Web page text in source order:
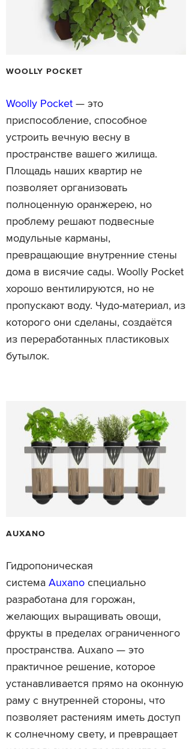
WOOLLY POCKET
Woolly Pocket — это
приспособление, способное
устроить вечную весну в
пространстве вашего жилища.
Площадь наших квартир не
позволяет организовать
полноценную оранжерею, но
проблему решают подвесные
модульные карманы,
превращающие внутренние стены
дома в висячие сады. Woolly Pocket
хорошо вентилируются, но не
пропускают воду. Чудо-материал, из
которого они сделаны, создаётся
из переработанных пластиковых
бутылок.
AUXANO
Гидропоническая
система Auxano специально
разработана для горожан,
желающих выращивать овощи,
фрукты в пределах ограниченного
пространства. Auxano — это
практичное решение, которое
устанавливается прямо на оконную
раму с внутренней стороны, что
позволяет растениям иметь доступ
к солнечному свету, и превращает